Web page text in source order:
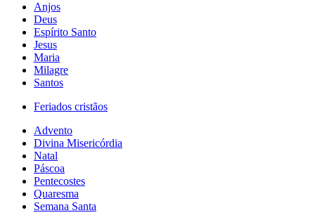
Anjos
Deus
Espírito Santo
Jesus
Maria
Milagre
Santos
Feriados cristãos
Advento
Divina Misericórdia
Natal
Páscoa
Pentecostes
Quaresma
Semana Santa